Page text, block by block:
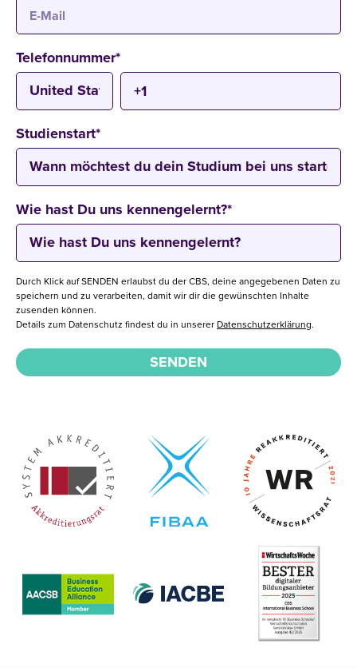
Telefonnummer*
Studienstart*
Wie hast Du uns kennengelernt?*
Durch Klick auf SENDEN erlaubst du der CBS, deine angegebenen Daten zu
speichern und zu verarbeiten, damit wir dir die gewünschten Inhalte
zusenden können.
Details zum Datenschutz findest du in unserer Datenschutzerklärung.